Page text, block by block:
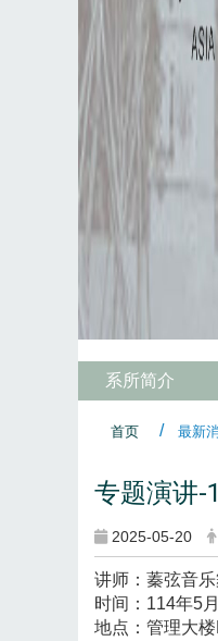
系所简介
首页 最新
专题演讲-
2025-05-20
讲师：蓁弦音
时间：114年5
地点：管理大